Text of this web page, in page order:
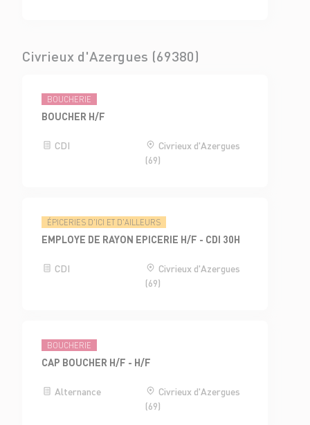
Civrieux d'Azergues (69380)
BOUCHERIE
BOUCHER H/F
CDI
Civrieux d'Azergues
(69)
ÉPICERIES D'ICI ET D'AILLEURS
EMPLOYE DE RAYON EPICERIE H/F - CDI 30H
CDI
Civrieux d'Azergues
(69)
BOUCHERIE
CAP BOUCHER H/F - H/F
Alternance
Civrieux d'Azergues
(69)